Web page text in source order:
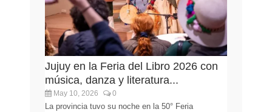
Jujuy en la Feria del Libro 2026 con
música, danza y literatura...
May 10, 2026 0
La provincia tuvo su noche en la 50° Feria